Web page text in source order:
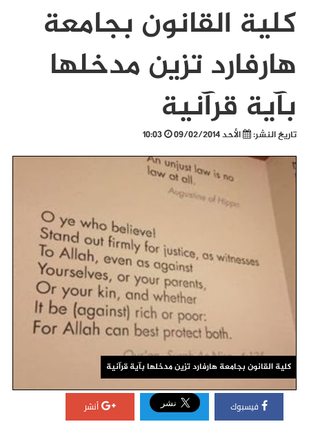
كلية القانون بجامعة
هارفارد تزين مدخلها
بآية قرآنية
تاريخ النشر: الأحد 09/02/2014
كلية القانون بجامعة هارفارد تزين مدخلها بآية قرآنية
فيسبوك أنشر